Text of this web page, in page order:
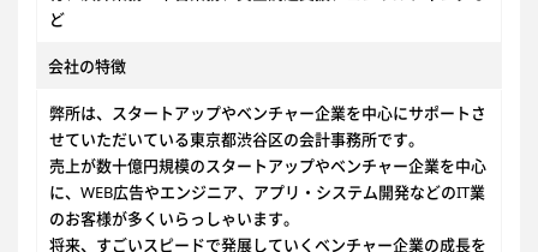
ど
会社の特徴
弊所は、スタートアップやベンチャー企業を中心にサポートさ
せていただいている東京都渋谷区の会計事務所です。
売上が数十億円規模のスタートアップやベンチャー企業を中心
に、WEB広告やエンジニア、アプリ・システム開発などのIT業
のお客様が多くいらっしゃいます。
将来、すごいスピードで発展していくベンチャー企業の成長を